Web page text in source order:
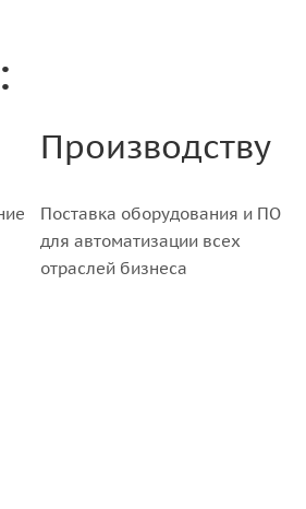
Производству
Поставка оборудования и ПО
для автоматизации всех
отраслей бизнеса